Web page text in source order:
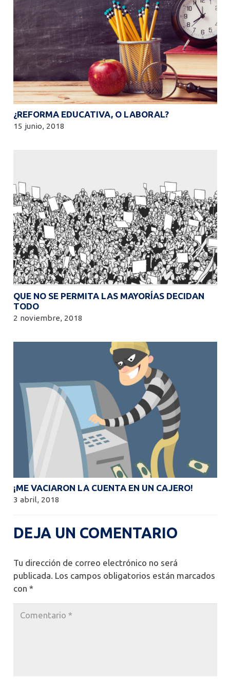
¿REFORMA EDUCATIVA, O LABORAL?
15 junio, 2018
QUE NO SE PERMITA LAS MAYORÍAS DECIDAN
TODO
2 noviembre, 2018
¡ME VACIARON LA CUENTA EN UN CAJERO!
3 abril, 2018
DEJA UN COMENTARIO
Tu dirección de correo electrónico no será
publicada. Los campos obligatorios están marcados
con *